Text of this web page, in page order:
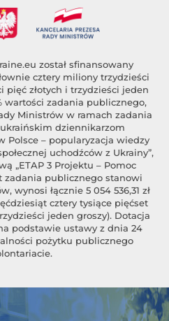
został sfinansowany
cztery miliony trzydzieści
pięć złotych i trzydzieści jeden
wartości zadania publicznego,
Ministrów w ramach zadania
dziennikarzom
Polsce – popularyzacja wiedzy
uchodźców z Ukrainy”,
„ETAP 3 Projektu – Pomoc
zadania publicznego stanowi
wynosi łącznie 5 054 536,31 zł
cztery tysiące pięćset
jeden groszy). Dotacja
podstawie ustawy z dnia 24
pożytku publicznego